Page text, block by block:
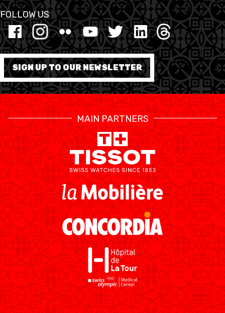
FOLLOW US
SIGN UP TO OUR NEWSLETTER
MAIN PARTNERS